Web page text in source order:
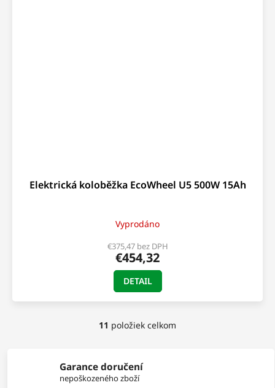
Elektrická koloběžka EcoWheel U5 500W 15Ah
Vyprodáno
€375,47 bez DPH
€454,32
DETAIL
O
á
d
11 položiek celkom
Garance doručení
nepoškozeného zboží